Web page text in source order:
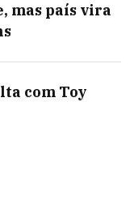
mas país vira
com Toy